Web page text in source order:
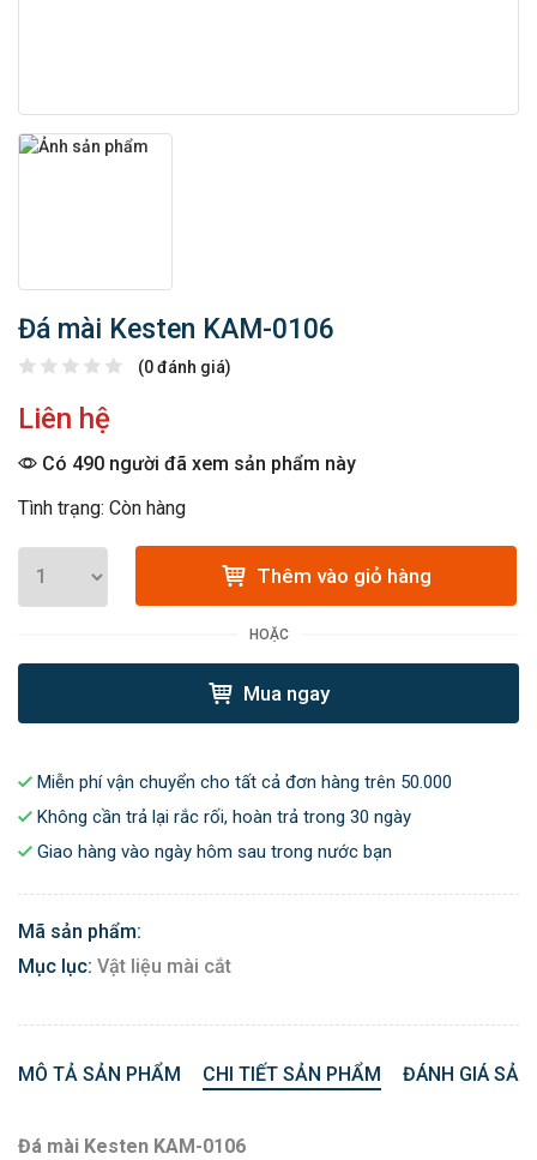
Đá mài Kesten KAM-0106
(0 đánh giá)
Liên hệ
Có 490 người đã xem sản phẩm này
Tình trạng: Còn hàng
Thêm vào giỏ hàng
HOẶC
Mua ngay
Miễn phí vận chuyển cho tất cả đơn hàng trên 50.000
Không cần trả lại rắc rối, hoàn trả trong 30 ngày
Giao hàng vào ngày hôm sau trong nước bạn
Mã sản phẩm:
Mục lục: Vật liệu mài cắt
MÔ TẢ SẢN PHẨM CHI TIẾT SẢN PHẨM ĐÁNH GIÁ
Đá mài Kesten KAM-0106